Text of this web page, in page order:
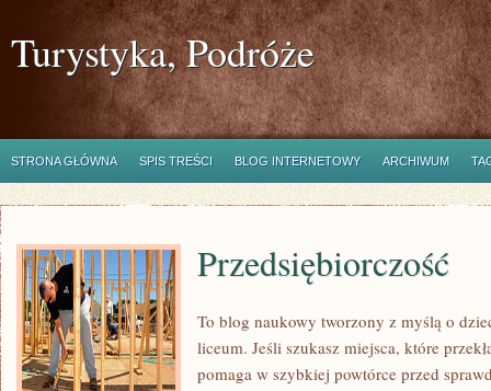
Turystyka, Podróże
STRONA GŁÓWNA SPIS TREŚCI BLOG INTERNETOWY ARCHIWUM
Przedsiębiorczość
To blog naukowy tworzony z myślą o
liceum. Jeśli szukasz miejsca, które
pomaga w szybkiej powtórce przed